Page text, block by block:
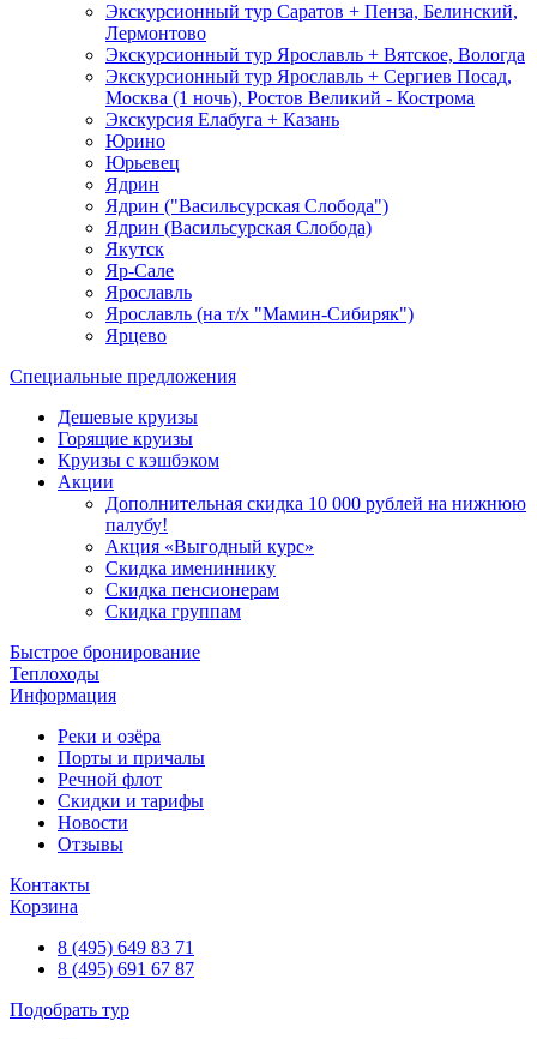
Экскурсионный тур Саратов + Пенза, Белинский,
Лермонтово
Экскурсионный тур Ярославль + Вятское, Вологда
Экскурсионный тур Ярославль + Сергиев Посад,
Москва (1 ночь), Ростов Великий - Кострома
Экскурсия Елабуга + Казань
Юрино
Юрьевец
Ядрин
Ядрин ("Васильсурская Слобода")
Ядрин (Васильсурская Слобода)
Якутск
Яр-Сале
Ярославль
Ярославль (на т/х "Мамин-Сибиряк")
Ярцево
Специальные предложения
Дешевые круизы
Горящие круизы
Круизы с кэшбэком
Акции
Дополнительная скидка 10 000 рублей на нижнюю
палубу!
Акция «Выгодный курс»
Скидка имениннику
Скидка пенсионерам
Скидка группам
Быстрое бронирование
Теплоходы
Информация
Реки и озёра
Порты и причалы
Речной флот
Скидки и тарифы
Новости
Отзывы
Контакты
Корзина
8 (495) 649 83 71
8 (495) 691 67 87
Подобрать тур